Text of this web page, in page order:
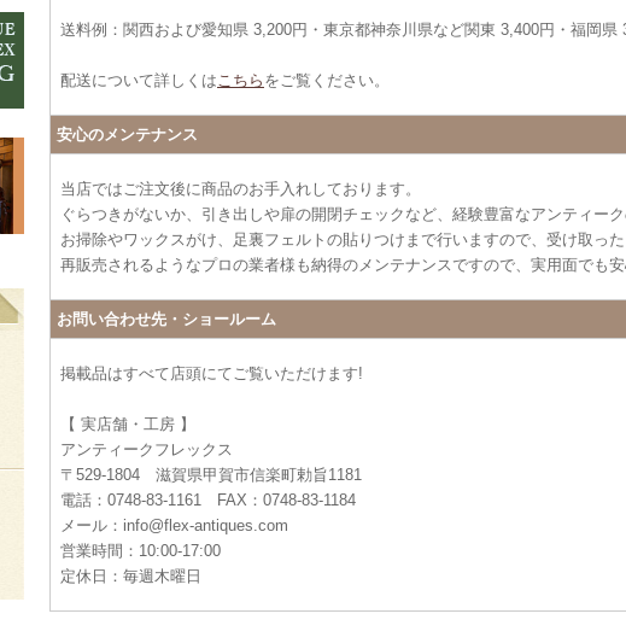
送料例：関西および愛知県 3,200円・東京都神奈川県など関東 3,400円・福岡県
配送について詳しくは こちら をご覧ください。
安心のメンテナンス
当店ではご注文後に商品のお手入れしております。
ぐらつきがないか、引き出しや扉の開閉チェックなど、経験豊富なアンティー
お掃除やワックスがけ、足裏フェルトの貼りつけまで行いますので、受け取っ
再販売されるようなプロの業者様も納得のメンテナンスですので、実用面でも
お問い合わせ先・ショールーム
掲載品はすべて店頭にてご覧いただけます!
【 実店舗・工房 】
アンティークフレックス
〒529-1804 滋賀県甲賀市信楽町勅旨1181
電話：0748-83-1161 FAX：0748-83-1184
メール：info@flex-antiques.com
営業時間：10:00-17:00
定休日：毎週木曜日